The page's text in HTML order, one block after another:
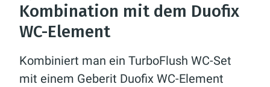
Kombination mit dem Duofix
WC-Element
Kombiniert man ein TurboFlush WC-Set
mit einem Geberit Duofix WC-Element